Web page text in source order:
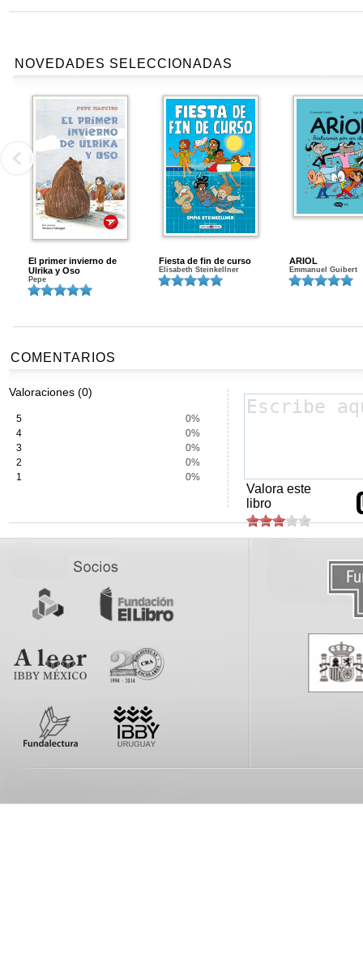
NOVEDADES SELECCIONADAS
El primer invierno de
Ulrika y Oso
Pepe
Fiesta de fin de curso
Elisabeth Steinkellner
ARIOL
Emmanuel Guibert
COMENTARIOS
Valoraciones (0)
5
0%
4
0%
3
0%
2
0%
1
0%
Valora este
libro